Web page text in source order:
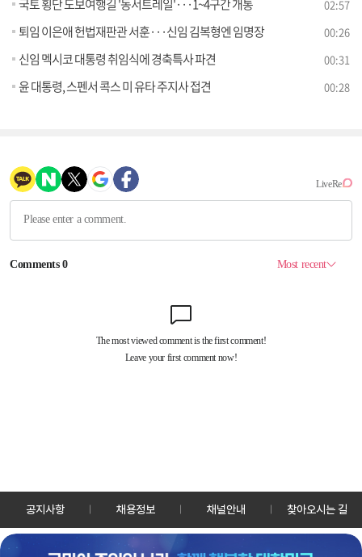
국토 횡단 도보여행길 '동서트레일'···1~4구간 개통 02:57
퇴임 이은애 헌법재판관 서훈···신임 김복형엔 임명장 00:26
신임 멕시코 대통령 취임식에 경축특사 파견 00:31
윤 대통령, 스펜서 콕스 미 유타 주지사 접견 00:28
공지사항 채용정보 채널안내 찾아오시는 길
30128 세종특별자치시 정부2청사로 13 한국정책방송원 KTV